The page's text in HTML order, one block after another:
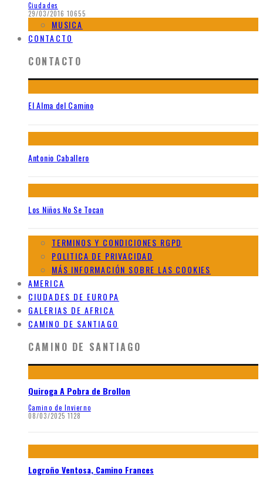
Ciudades
29/03/2016 10655
MUSICA
CONTACTO
CONTACTO
El Alma del Camino
Antonio Caballero
Los Niños No Se Tocan
TERMINOS Y CONDICIONES RGPD
POLITICA DE PRIVACIDAD
MÁS INFORMACIÓN SOBRE LAS COOKIES
AMERICA
CIUDADES DE EUROPA
GALERIAS DE AFRICA
CAMINO DE SANTIAGO
CAMINO DE SANTIAGO
Quiroga A Pobra de Brollon
Camino de Invierno
08/03/2025 1128
Logroño Ventosa, Camino Frances